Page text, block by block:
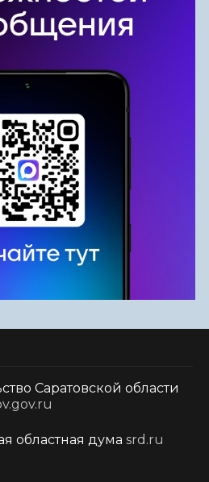
Саратовской области
областная дума srd.ru